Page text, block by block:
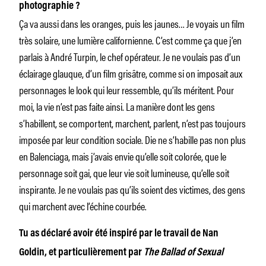
photographie ?
Ça va aussi dans les oranges, puis les jaunes… Je voyais un film
très solaire, une lumière californienne. C’est comme ça que j’en
parlais à André Turpin, le chef opérateur. Je ne voulais pas d’un
éclairage glauque, d’un film grisâtre, comme si on imposait aux
personnages le look qui leur ressemble, qu’ils méritent. Pour
moi, la vie n’est pas faite ainsi. La manière dont les gens
s’habillent, se comportent, marchent, parlent, n’est pas toujours
imposée par leur condition sociale. Die ne s’habille pas non plus
en Balenciaga, mais j’avais envie qu’elle soit colorée, que le
personnage soit gai, que leur vie soit lumineuse, qu’elle soit
inspirante. Je ne voulais pas qu’ils soient des victimes, des gens
qui marchent avec l’échine courbée.
Tu as déclaré avoir été inspiré par le travail de Nan
Goldin, et particulièrement par The Ballad of Sexual